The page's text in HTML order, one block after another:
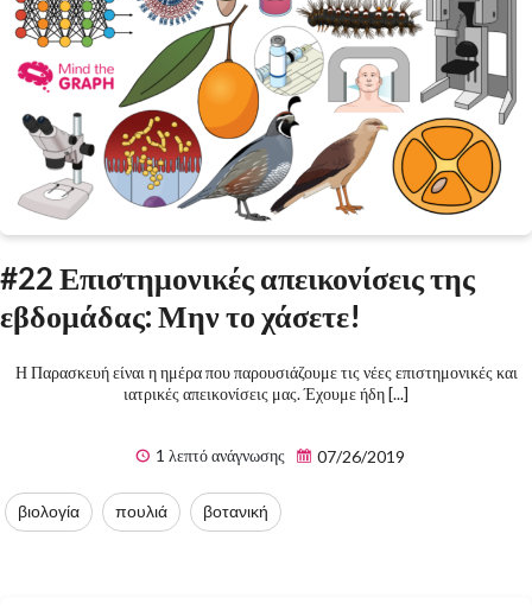
#22 Επιστημονικές απεικονίσεις της
εβδομάδας: Μην το χάσετε!
Η Παρασκευή είναι η ημέρα που παρουσιάζουμε τις νέες επιστημονικές και
ιατρικές απεικονίσεις μας. Έχουμε ήδη [...]
1 λεπτό ανάγνωσης 07/26/2019
βιολογία πουλιά βοτανική